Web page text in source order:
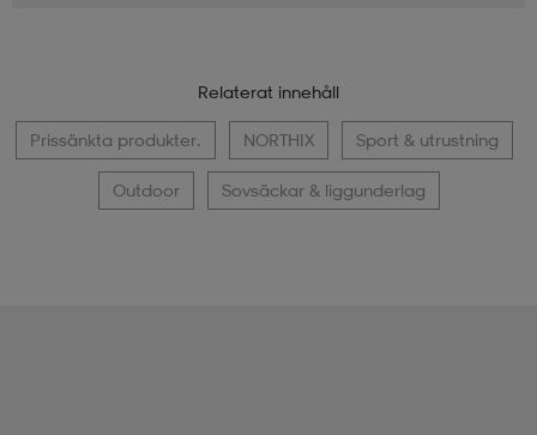
Relaterat innehåll
Prissänkta produkter. NORTHIX Sport & utrustning
Outdoor Sovsäckar & liggunderlag